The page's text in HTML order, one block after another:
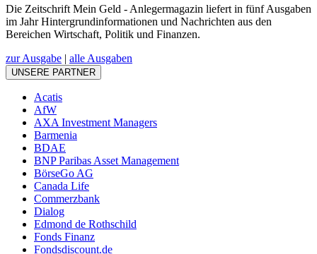
Die Zeitschrift Mein Geld - Anlegermagazin liefert in fünf Ausgaben
im Jahr Hintergrundinformationen und Nachrichten aus den
Bereichen Wirtschaft, Politik und Finanzen.
zur Ausgabe | alle Ausgaben
UNSERE PARTNER
Acatis
AfW
AXA Investment Managers
Barmenia
BDAE
BNP Paribas Asset Management
BörseGo AG
Canada Life
Commerzbank
Dialog
Edmond de Rothschild
Fonds Finanz
Fondsdiscount.de